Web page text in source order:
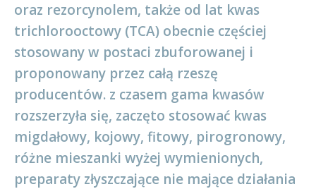
oraz rezorcynolem, także od lat kwas
trichlorooctowy (TCA) obecnie częściej
stosowany w postaci zbuforowanej i
proponowany przez całą rzeszę
producentów. z czasem gama kwasów
rozszerzyła się, zaczęto stosować kwas
migdałowy, kojowy, fitowy, pirogronowy,
różne mieszanki wyżej wymienionych,
preparaty złyszczające nie mające działania